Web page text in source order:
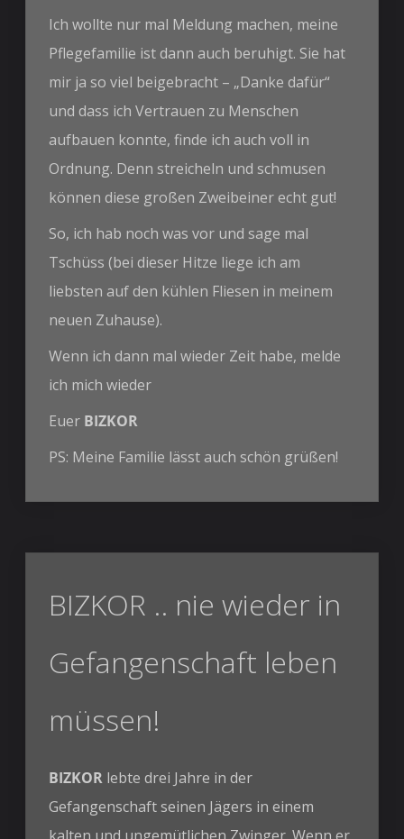
Ich wollte nur mal Meldung machen, meine
Pflegefamilie ist dann auch beruhigt. Sie hat
mir ja so viel beigebracht – „Danke dafür“
und dass ich Vertrauen zu Menschen
aufbauen konnte, finde ich auch voll in
Ordnung. Denn streicheln und schmusen
können diese großen Zweibeiner echt gut!
So, ich hab noch was vor und sage mal
Tschüss (bei dieser Hitze liege ich am
liebsten auf den kühlen Fliesen in meinem
neuen Zuhause).
Wenn ich dann mal wieder Zeit habe, melde
ich mich wieder
Euer BIZKOR
PS: Meine Familie lässt auch schön grüßen!
BIZKOR .. nie wieder in
Gefangenschaft leben
müssen!
BIZKOR lebte drei Jahre in der
Gefangenschaft seinen Jägers in einem